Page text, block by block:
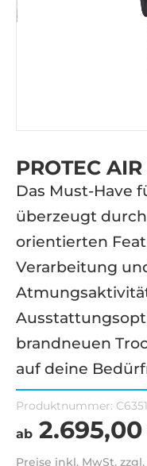
PROTEC
Das Must-Have
überzeugt
orientierten
Verarbeitung
brandneuen
auf deine
Produktnummer:
ab
Preise inkl. MwSt.